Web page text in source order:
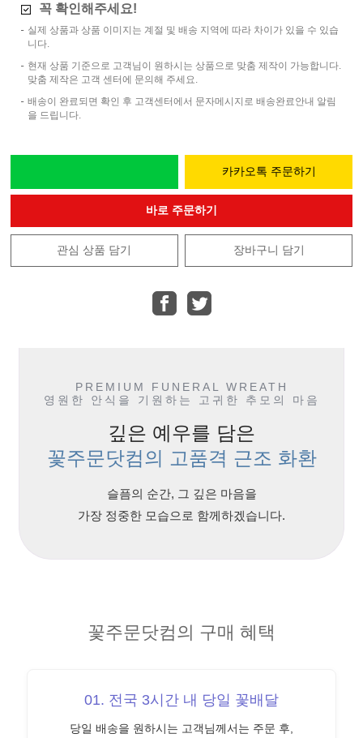
꼭 확인해주세요!
실제 상품과 상품 이미지는 계절 및 배송 지역에 따라 차이가 있을 수 있습
니다.
현재 상품 기준으로 고객님이 원하시는 상품으로 맞춤 제작이 가능합니다.
맞춤 제작은 고객 센터에 문의해 주세요.
배송이 완료되면 확인 후 고객센터에서 문자메시지로 배송완료안내 알림
을 드립니다.
카카오톡 주문하기
바로 주문하기
관심 상품 담기 장바구니 담기
PREMIUM FUNERAL WREATH
영원한 안식을 기원하는 고귀한 추모의 마음
깊은 예우를 담은
꽃주문닷컴의 고품격 근조 화환
슬픔의 순간, 그 깊은 마음을
가장 정중한 모습으로 함께하겠습니다.
꽃주문닷컴의 구매 혜택
01. 전국 3시간 내 당일 꽃배달
당일 배송을 원하시는 고객님께서는 주문 후,